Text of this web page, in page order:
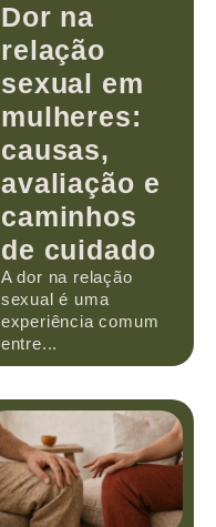
Dor na
relação
sexual em
mulheres:
causas,
avaliação e
caminhos
de cuidado
A dor na relação
sexual é uma
experiência comum
entre...